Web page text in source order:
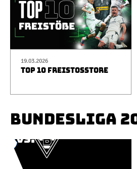
19.03.2026
TOP 10 FREISTOSSTORE
BUNDESLIGA